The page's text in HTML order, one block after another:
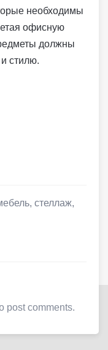
необходимы
офисную
должны
и стилю.
, стеллаж,
post comments.